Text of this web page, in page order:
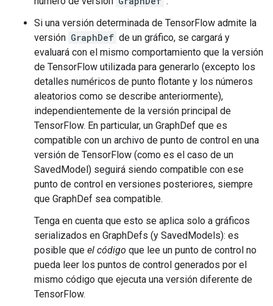
Si una versión determinada de TensorFlow admite la
versión GraphDef de un gráfico, se cargará y
evaluará con el mismo comportamiento que la versión
de TensorFlow utilizada para generarlo (excepto los
detalles numéricos de punto flotante y los números
aleatorios como se describe anteriormente),
independientemente de la versión principal de
TensorFlow. En particular, un GraphDef que es
compatible con un archivo de punto de control en una
versión de TensorFlow (como es el caso de un
SavedModel) seguirá siendo compatible con ese
punto de control en versiones posteriores, siempre
que GraphDef sea compatible.
Tenga en cuenta que esto se aplica solo a gráficos
serializados en GraphDefs (y SavedModels): es
posible que el código que lee un punto de control no
pueda leer los puntos de control generados por el
mismo código que ejecuta una versión diferente de
TensorFlow.